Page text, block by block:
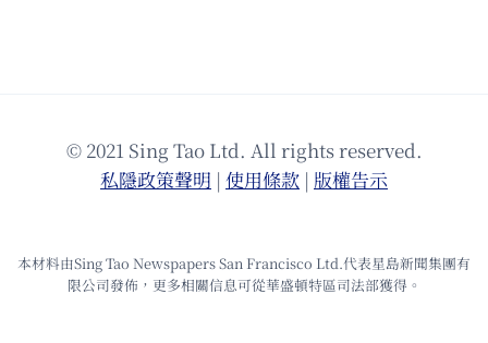
© 2021 Sing Tao Ltd. All rights reserved.
私隱政策聲明 | 使⽤條款 | 版權告⽰
本材料由Sing Tao Newspapers San Francisco Ltd.代表星島新聞集團有
限公司發佈，更多相關信息可從華盛頓特區司法部獲得。